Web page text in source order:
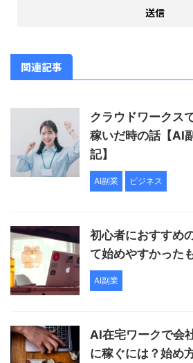
関連記事
クラウドワークス
稼いだ時の話【AI
記】
AI副業 ビジネス
初心者におすすめ
て始めやすかった
AI副業
AI在宅ワークで会
に稼ぐには？始め